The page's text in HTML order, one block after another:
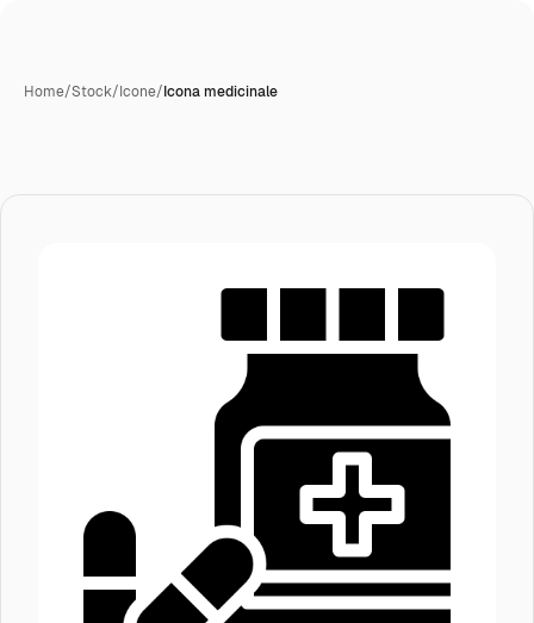
Home/Stock/Icone/Icona medicinale